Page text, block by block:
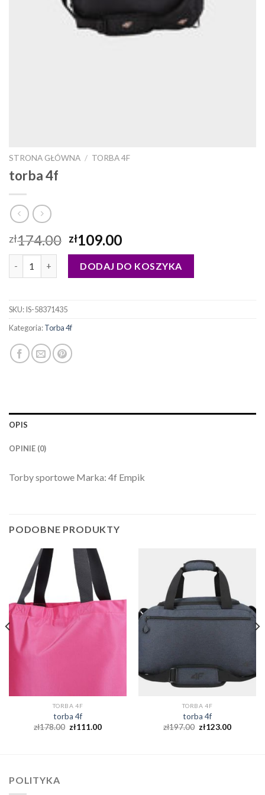
STRONA GŁÓWNA / TORBA 4F
torba 4f
zł174.00 zł109.00
DODAJ DO KOSZYKA
SKU:IS-58371435
Kategoria:Torba 4f
OPIS
OPINIE (0)
Torby sportowe Marka: 4f Empik
PODOBNE PRODUKTY
TORBA 4F
torba 4f
zł178.00 zł111.00
TORBA 4F
torba 4f
zł197.00 zł123.00
POLITYKA